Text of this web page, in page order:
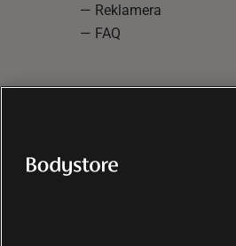
— Reklamera
— FAQ